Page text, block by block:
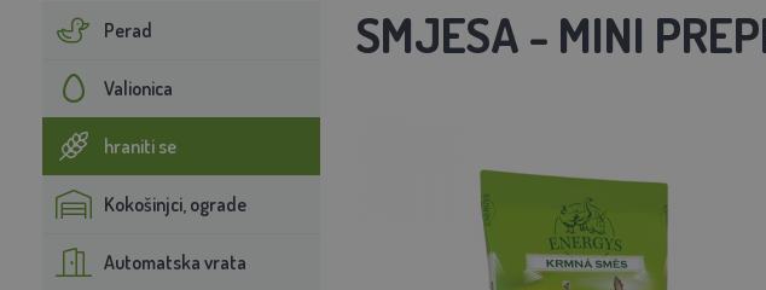
Perad
Valionica
hraniti se
Kokošinjci, ograde
Automatska vrata
SMJESA - MINI